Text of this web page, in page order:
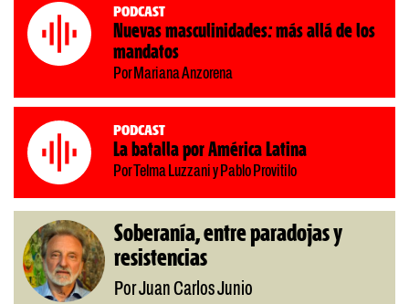
Podcast
Nuevas masculinidades: más allá de los
mandatos
Por Mariana Anzorena
Podcast
La batalla por América Latina
Por Telma Luzzani y Pablo Provitilo
Soberanía, entre paradojas y
resistencias
Por Juan Carlos Junio